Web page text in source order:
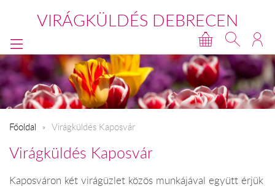
VIRÁGKÜLDÉS DEBRECEN
Főoldal Virágküldés Kaposvár
Virágküldés Kaposvár
Kaposváron két virágüzlet közös munkájával együtt érjük